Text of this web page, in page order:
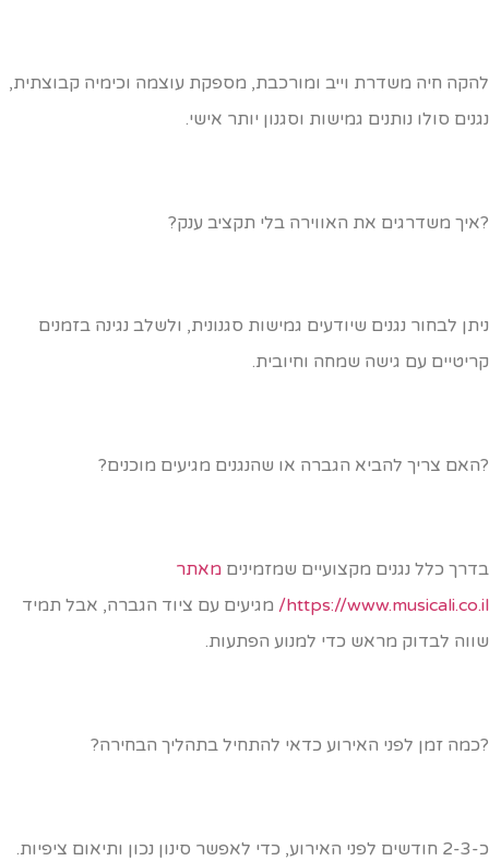
חיה משדרת וייב ומורכבת, מספקת עוצמה וכימיה קבוצתית,
סולו נותנים גמישות וסגנון יותר אישי.
משדרגים את האווירה בלי תקציב ענק?
לבחור נגנים שיודעים גמישות סגנונית, ולשלב נגינה בזמנים
עם גישה שמחה וחיובית.
צריך להביא הגברה או שהנגנים מגיעים מוכנים?
כלל נגנים מקצועיים שמזמיניםמאתר
https:// מגיעים עם ציוד הגברה, אבל תמיד
לבדוק מראש כדי למנוע הפתעות.
זמן לפני האירוע כדאי להתחיל בתהליך הבחירה?
נכון ותיאום ציפיות.